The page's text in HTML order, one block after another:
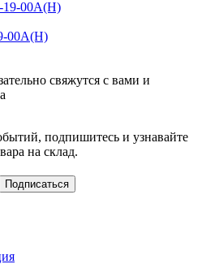
00A(H)
свяжутся с вами и
подпишитесь и узнавайте
на склад.